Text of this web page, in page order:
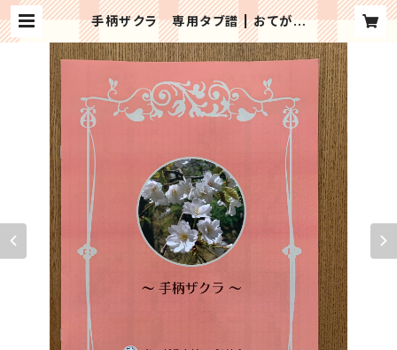
手柄ザクラ 専用タブ譜 | おてがる
カリンバ協会＜公式ショップ＞